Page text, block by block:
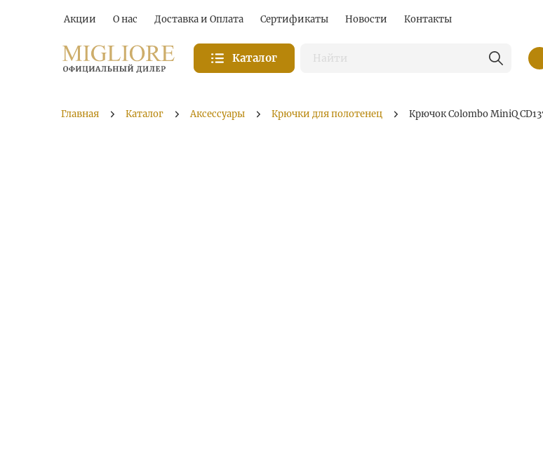
Акции О нас Доставка и Оплата Сертификаты Новости Контакты
Каталог
Главная Каталог Аксессуары Крючки для полотенец Крючок Colombo MiniQ